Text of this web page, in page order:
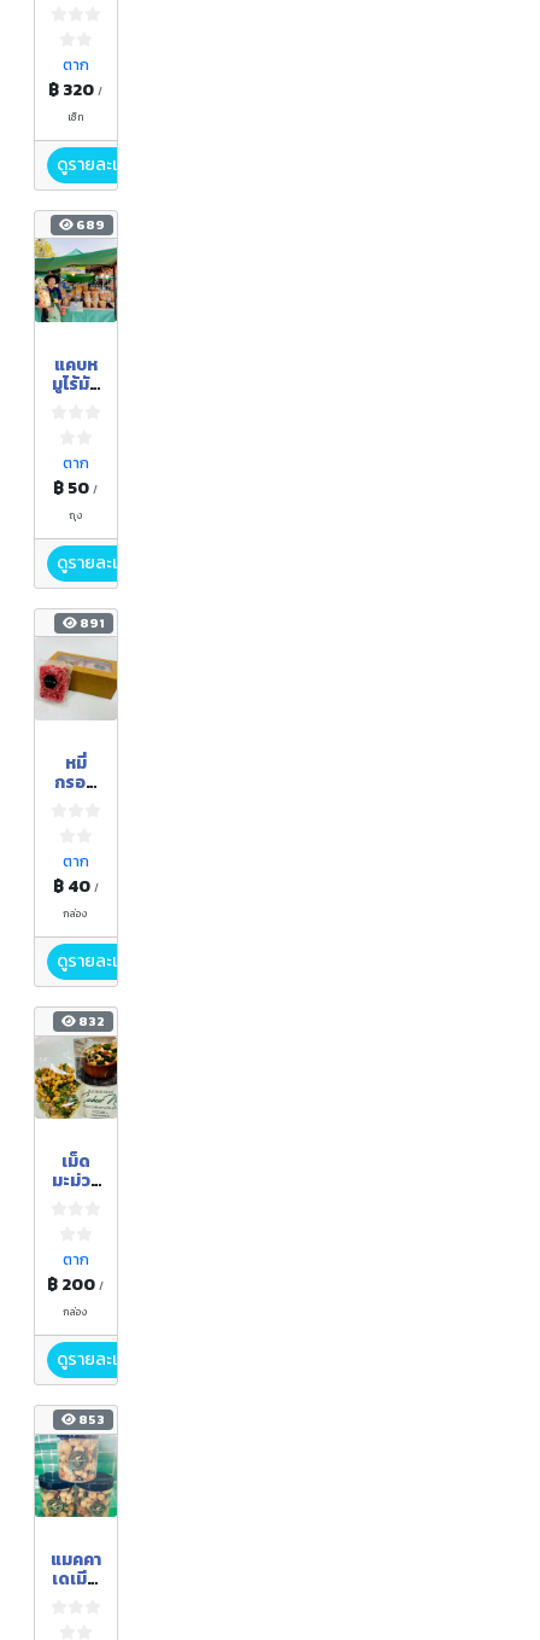
ตาก
฿ 320/
เซ็ท
ดูรายละเอียด
689
แคบห
มูไร้มัน
ตาก
฿ 50/
ถุง
ดูรายละเอียด
891
หมี่
กรอบ
ตาก
฿ 40 /
กล่อง
ดูรายละเอียด
832
เม็ด
มะม่วง
ร
ตาก
฿ 200/
กล่อง
ดูรายละเอียด
853
แมคคา
เดเมีย